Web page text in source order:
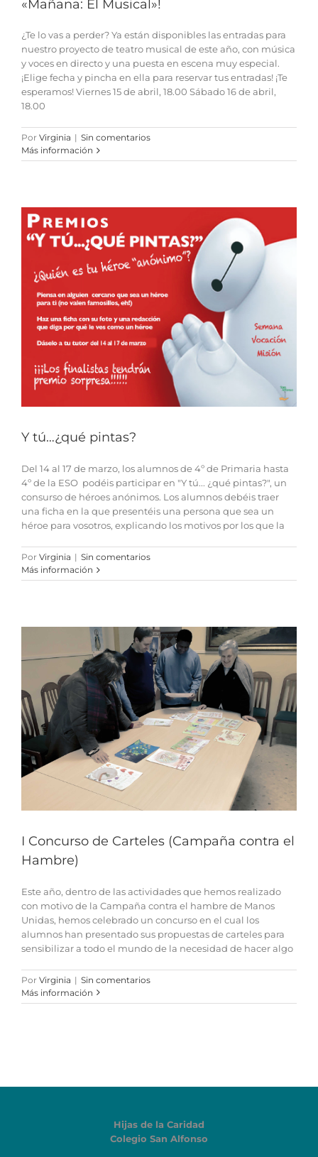
«Mañana: El Musical»!
¿Te lo vas a perder? Ya están disponibles las entradas para
nuestro proyecto de teatro musical de este año, con música
y voces en directo y una puesta en escena muy especial.
¡Elige fecha y pincha en ella para reservar tus entradas! ¡Te
esperamos! Viernes 15 de abril, 18.00 Sábado 16 de abril,
18.00
Por Virginia | Sin comentarios
Más información
Y tú…¿qué pintas?
Del 14 al 17 de marzo, los alumnos de 4º de Primaria hasta
4º de la ESO podéis participar en "Y tú... ¿qué pintas?", un
consurso de héroes anónimos. Los alumnos debéis traer
una ficha en la que presentéis una persona que sea un
héroe para vosotros, explicando los motivos por los que la
Por Virginia | Sin comentarios
Más información
I Concurso de Carteles (Campaña contra el
Hambre)
Este año, dentro de las actividades que hemos realizado
con motivo de la Campaña contra el hambre de Manos
Unidas, hemos celebrado un concurso en el cual los
alumnos han presentado sus propuestas de carteles para
sensibilizar a todo el mundo de la necesidad de hacer algo
Por Virginia | Sin comentarios
Más información
Hijas de la Caridad
Colegio San Alfonso